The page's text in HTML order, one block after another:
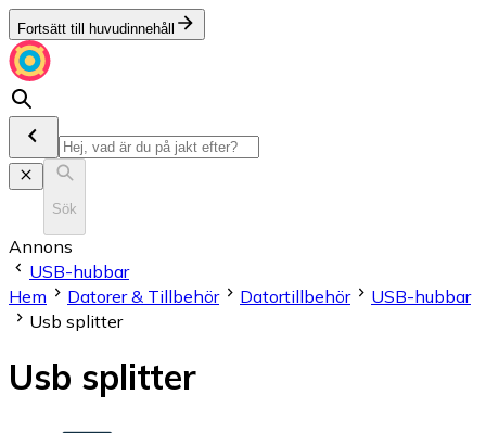
Fortsätt till huvudinnehåll
Sök
Annons
USB-hubbar
Hem
Datorer & Tillbehör Datortillbehör
USB-hubbar
Usb splitter
Usb splitter